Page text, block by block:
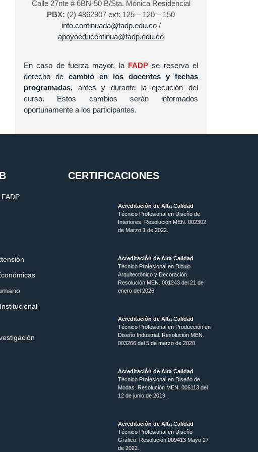
Calle 27nte # 6BN-50 B/Sta. Mónica Residencial
PBX: (2) 4862907 ext: 125 – 120 – 150
info.continuada@fadp.edu.co/
apoyoeducontinua@fadp.edu.co
En caso de fuerza mayor, la FADP se reserva el
derecho de cambio en los docentes y fechas
programadas, antes y durante la ejecución del
curso. Estos cambios serán informados
oportunamente a los participantes.
CERTIFICACIONES
Acreditación de Alta Calidad
Técnico Profesional en Diseño de
Interiores. Resolución MEN. 002302
de Marzo 1 de 2022.
Acreditación de Alta Calidad
Técnico Profesional en Dibujo
Arquitectónico y Decoración.
Resolución MEN.001243 del 21 de
enero del 2026.
Acreditación de Alta Calidad
Técnico Profesional en Producción en
Diseño Industrial. Resolución MEN.
003266 del 5 de marzo de 2020.
Acreditación de Alta Calidad
Técnico Profesional en Diseño de
Modas. Resolución MEN. 006113 del
12 de junio de 2019.
Acreditación de Alta Calidad
Técnico Profesional en Diseño
Gráfico. Resolución 009413 Mayo 27
de 2022.